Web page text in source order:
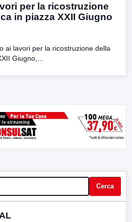
per la ricostruzione
in piazza XXII Giugno
ai lavori per la ricostruzione della
Giugno,...
Cerca